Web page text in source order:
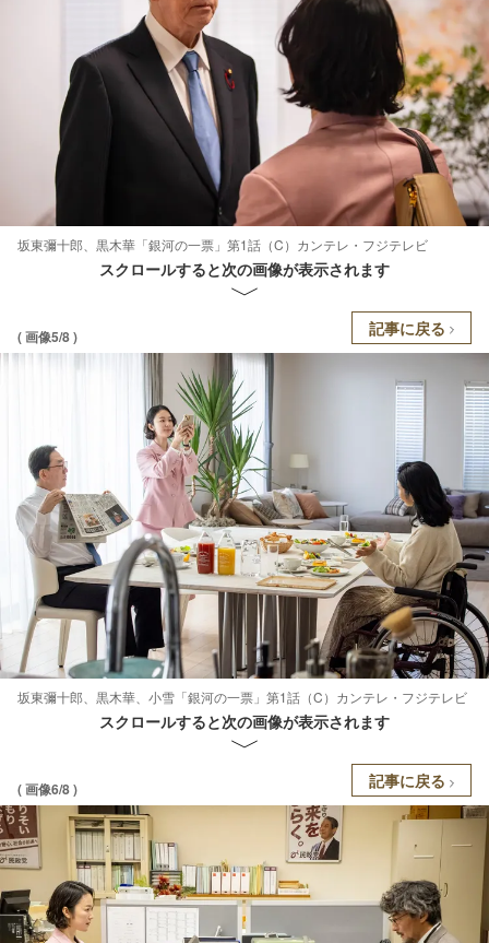
坂東彌十郎、黒木華「銀河の一票」第1話（C）カンテレ・フジテレビ
スクロールすると次の画像が表示されます
( 画像5/8 ) 記事に戻る
坂東彌十郎、黒木華、小雪「銀河の一票」第1話（C）カンテレ・フジテレビ
スクロールすると次の画像が表示されます
( 画像6/8 ) 記事に戻る